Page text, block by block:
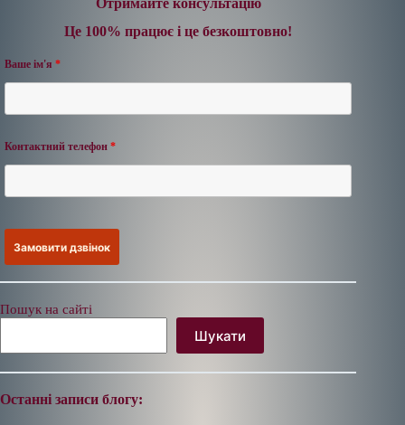
Це 100% працює і це безкоштовно!
Ваше ім'я *
Контактний телефон *
Пошук на сайті
Шукати
Останні записи блогу: